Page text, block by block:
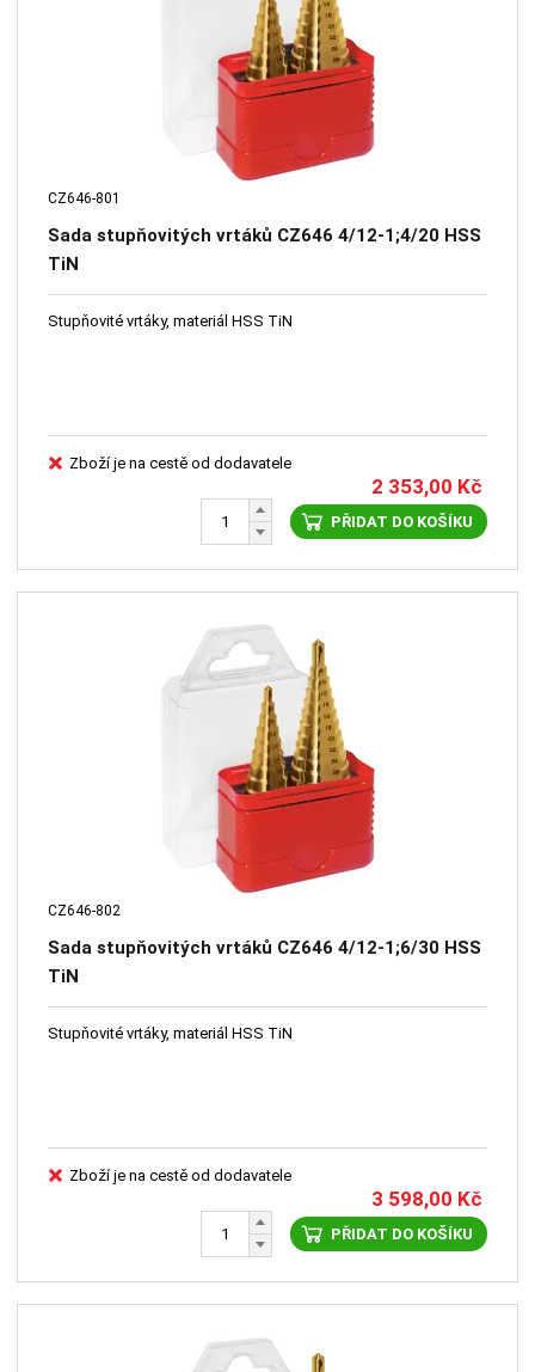
CZ646-801
Sada stupňovitých vrtáků CZ646 4/12-1;4/20 HSS
TiN
Stupňovité vrtáky, materiál HSS TiN
Zboží je na cestě od dodavatele
2 353,00 Kč
PŘIDAT DO KOŠÍKU
CZ646-802
Sada stupňovitých vrtáků CZ646 4/12-1;6/30 HSS
TiN
Stupňovité vrtáky, materiál HSS TiN
Zboží je na cestě od dodavatele
3 598,00 Kč
PŘIDAT DO KOŠÍKU